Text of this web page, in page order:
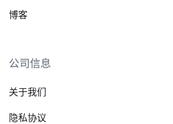
博客
公司信息
关于我们
隐私协议